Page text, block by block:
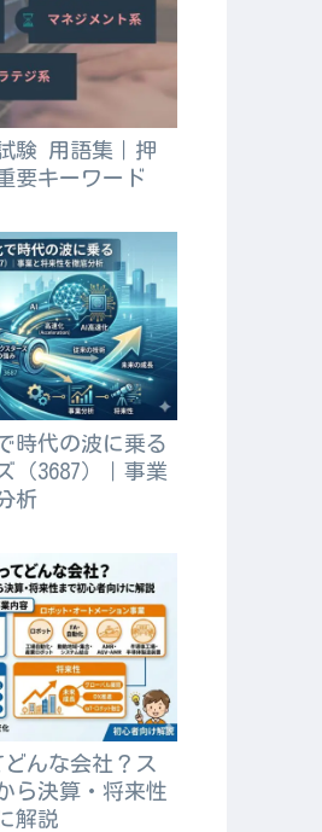
験 用語集｜押
要キーワード
時代の波に乗る
（3687）｜事業
析
どんな会社？ス
ら決算・将来性
解説